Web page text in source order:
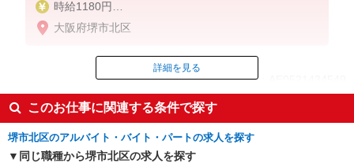
時給1180円
※22:00以降は時給1475円
※高校生時給1180円
大阪府堺市北区
ID：AE0521434549
掲載期間終了
詳細を見る
このお仕事に関連する条件で探す
堺市北区のアルバイト・バイト・パートの求人を探す
同じ職種から堺市北区の求人を探す